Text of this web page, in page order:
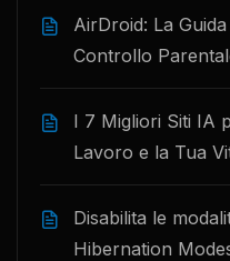
AirDroid: La
Controllo
I 7 Migliori Siti IA
Lavoro e la Tua
Disabilita le
Hibernation